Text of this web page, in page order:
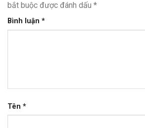
bắt buộc được đánh dấu *
Bình luận *
Tên *